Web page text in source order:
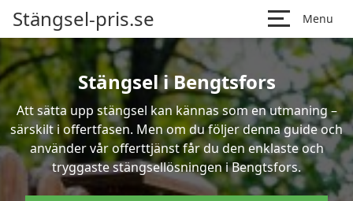
Stängsel-pris.se Menu
Stängsel i Bengtsfors
Att sätta upp stängsel kan kännas som en utmaning –
särskilt i offertfasen. Men om du följer denna guide och
använder vår offerttjänst får du den enklaste och
tryggaste stängsellösningen i Bengtsfors.